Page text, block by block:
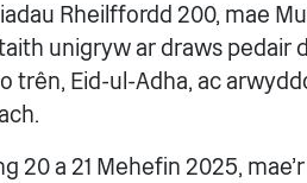
Rheilffordd 200, mae
unigryw ar draws
trên, Eid-ul-Adha, ac
20 a 21 Mehefin 2025,